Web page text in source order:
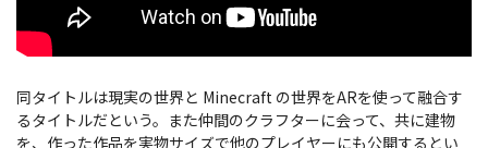
同タイトルは現実の世界と Minecraft の世界をARを使って融合す
るタイトルだという。また仲間のクラフターに会って、共に建物
を、作った作品を実物サイズで他のプレイヤーにも公開するとい